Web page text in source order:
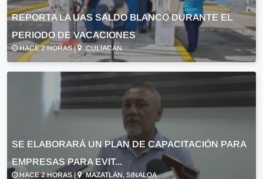
REPORTA LA UAS SALDO BLANCO DURANTE EL
PERIODO DE VACACIONES
HACE 2 HORAS | CULIACÁN
SE ELABORARÁ UN PLAN DE CAPACITACIÓN PARA
EMPRESAS PARA EVIT...
HACE 2 HORAS | MAZATLÁN, SINALOA